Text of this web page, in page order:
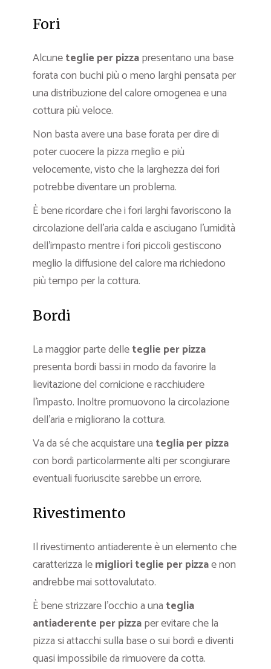
Fori
Alcuneteglie per pizzapresentano una base
forata con buchi più o meno larghi pensata per
una distribuzione del calore omogenea e una
cottura più veloce.
Non basta avere una base forata per dire di
poter cuocere la pizza meglio e più
velocemente, visto che la larghezza dei fori
potrebbe diventare un problema.
È bene ricordare che i fori larghi favoriscono la
circolazione dell’aria calda e asciugano l’umidità
dell’impasto mentre i fori piccoli gestiscono
meglio la diffusione del calore ma richiedono
più tempo per la cottura.
Bordi
La maggior parte delleteglie per pizza
presenta bordi bassi in modo da favorire la
lievitazione del cornicione e racchiudere
l’impasto. Inoltre promuovono la circolazione
dell’aria e migliorano la cottura.
Va da sé che acquistare una teglia per pizza
con bordi particolarmente alti per scongiurare
eventuali fuoriuscite sarebbe un errore.
Rivestimento
Il rivestimento antiaderente è un elemento che
caratterizza lemigliori teglie per pizzae non
andrebbe mai sottovalutato.
È bene strizzare l’occhio a una teglia
antiaderente per pizzaper evitare che la
pizza si attacchi sulla base o sui bordi e diventi
quasi impossibile da rimuovere da cotta.